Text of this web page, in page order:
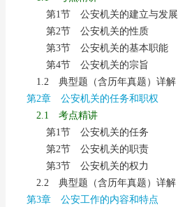
第1节 公安机关的建立与发展
第2节 公安机关的性质
第3节 公安机关的基本职能
第4节 公安机关的宗旨
1.2 典型题（含历年真题）详解
第2章 公安机关的任务和职权
2.1 考点精讲
第1节 公安机关的任务
第2节 公安机关的职责
第3节 公安机关的权力
2.2 典型题（含历年真题）详解
第3章 公安工作的内容和特点